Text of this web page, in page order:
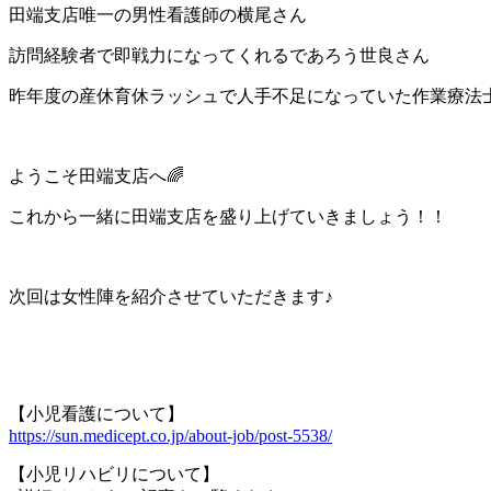
田端支店唯一の男性看護師の横尾さん
訪問経験者で即戦力になってくれるであろう世良さん
昨年度の産休育休ラッシュで人手不足になっていた作業療法
ようこそ田端支店へ🌈
これから一緒に田端支店を盛り上げていきましょう！！
次回は女性陣を紹介させていただきます♪
【小児看護について】
https://sun.medicept.co.jp/about-job/post-5538/
【小児リハビリについて】